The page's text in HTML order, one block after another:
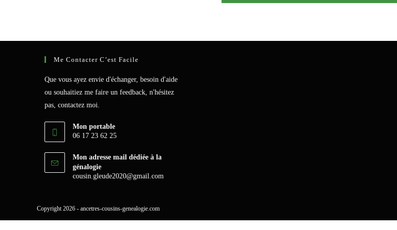
Me Contacter C’est Facile
Que vous ayez envie d'échanger, besoin d'aide
ou souhaitiez me faire un feedback, n'hésitez
pas, contactez moi.
Mon portable
06 17 23 62 25
Mon adresse mail dédiée à la
génalogie
cousin.gleude2020@gmail.com
Copyright 2026 - ancetres-cousins-genealogie.com